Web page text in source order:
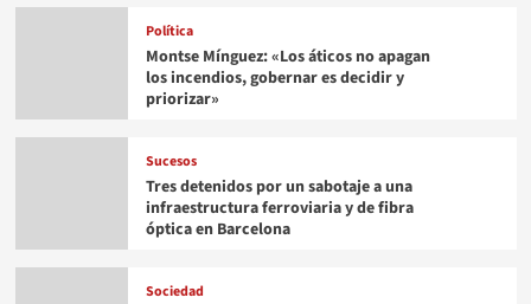
Política
Montse Mínguez: «Los áticos no apagan
los incendios, gobernar es decidir y
priorizar»
Sucesos
Tres detenidos por un sabotaje a una
infraestructura ferroviaria y de fibra
óptica en Barcelona
Sociedad